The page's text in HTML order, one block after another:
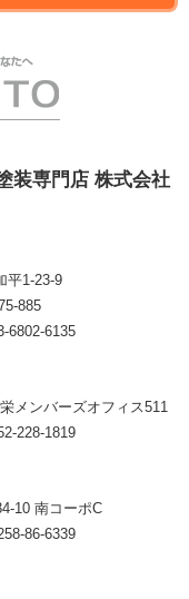
装専門店 株式会社
平1-23-9
885
6802-6135
メンバーズオフィス511
228-1819
10 南コーポC
86-6339